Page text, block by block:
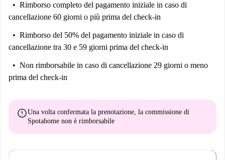
Rimborso completo del pagamento iniziale in caso di
cancellazione 60 giorni o più prima del check-in
Rimborso del 50% del pagamento iniziale in caso di
cancellazione tra 30 e 59 giorni prima del check-in
Non rimborsabile in caso di cancellazione 29 giorni o meno
prima del check-in
errorUna volta confermata la prenotazione, la commissione di
Spotahome non è rimborsabile